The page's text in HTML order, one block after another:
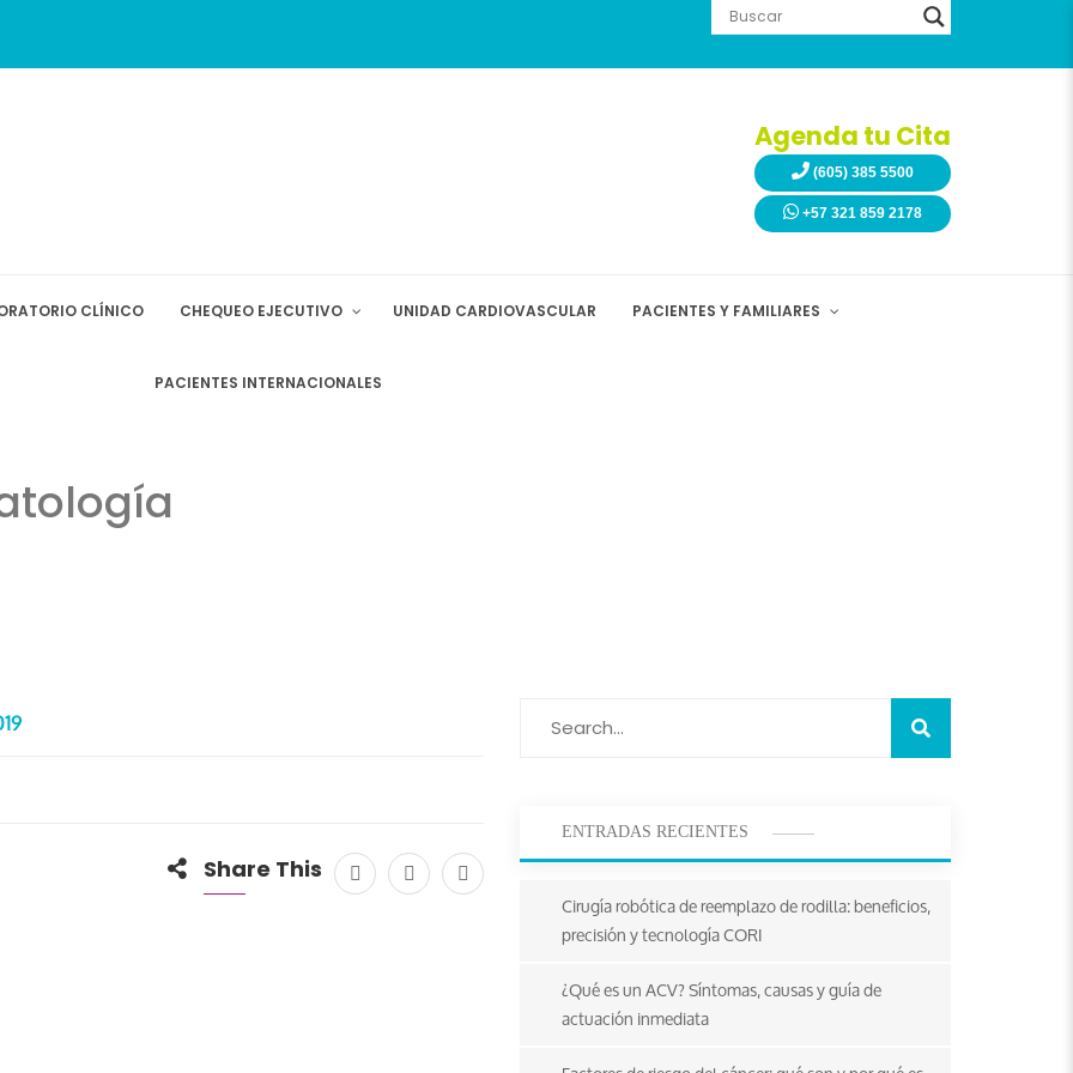
Agenda tu Cita
(605) 385 5500
+57 321 859 2178
CLÍNICO CHEQUEO EJECUTIVO UNIDAD CARDIOVASCULAR PACIENTES Y FAMILIARES
PACIENTES INTERNACIONALES
Share This
ENTRADAS RECIENTES
Cirugía robótica de reemplazo de rodilla: beneficios,
precisión y tecnología CORI
¿Qué es un ACV? Síntomas, causas y guía de
actuación inmediata